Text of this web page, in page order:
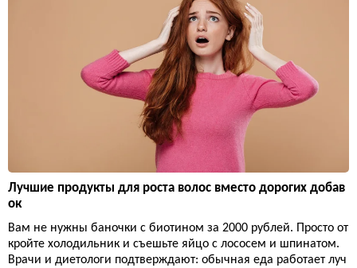
Лучшие продукты для роста волос вместо дорогих добав
ок
Вам не нужны баночки с биотином за 2000 рублей. Просто от
кройте холодильник и съешьте яйцо с лососем и шпинатом.
Врачи и диетологи подтверждают: обычная еда работает луч